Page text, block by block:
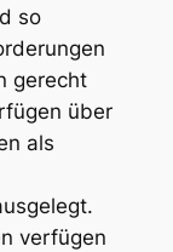
so
gerecht
über
als
verfügen